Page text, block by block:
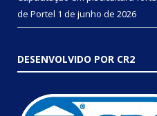
de Portel 1 de junho de 2026
DESENVOLVIDO POR CR2